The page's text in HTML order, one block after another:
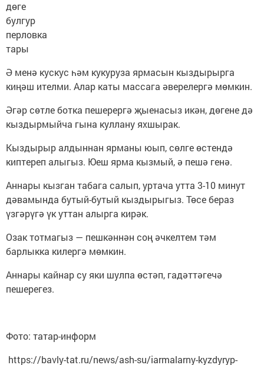
дөге
булгур
перловка
тары
Ә менә кускус һәм кукуруза ярмасын кыздырырга
киңәш ителми. Алар каты массага әверелергә мөмкин.
Әгәр сөтле ботка пешерергә җыенасыз икән, дөгене дә
кыздырмыйча гына куллану яхшырак.
Кыздырыр алдыннан ярманы юып, сөлге өстендә
киптереп алыгыз. Юеш ярма кызмый, ә пешә генә.
Аннары кызган табага салып, уртача утта 3-10 минут
дәвамында бутый-бутый кыздырыгыз. Төсе бераз
үзгәрүгә үк уттан алырга кирәк.
Озак тотмагыз — пешкәннән соң әчкелтем тәм
барлыкка килергә мөмкин.
Аннары кайнар су яки шулпа өстәп, гадәттәгечә
пешерегез.
Фото: татар-информ
https://bavly-tat.ru/news/ash-su/iarmalarny-kyzdyryp-